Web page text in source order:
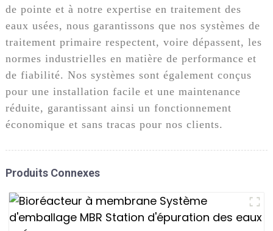
de pointe et à notre expertise en traitement des
eaux usées, nous garantissons que nos systèmes de
traitement primaire respectent, voire dépassent, les
normes industrielles en matière de performance et
de fiabilité. Nos systèmes sont également conçus
pour une installation facile et une maintenance
réduite, garantissant ainsi un fonctionnement
économique et sans tracas pour nos clients.
Produits Connexes